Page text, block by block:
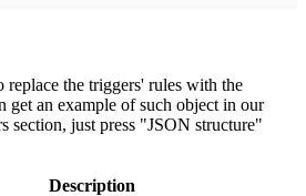
the triggers' rules with the
get an example of such object in our
section, just press "JSON structure"
Description